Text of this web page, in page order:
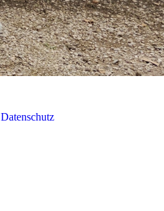
Datenschutz